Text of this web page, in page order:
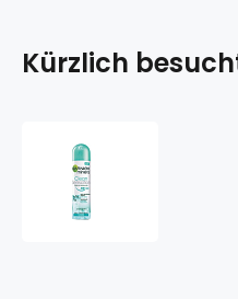
Kürzlich